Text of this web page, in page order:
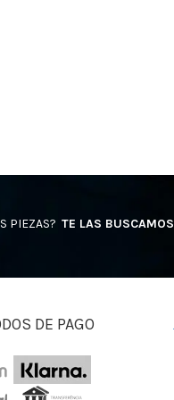
PIEZAS? TE LAS BUSCAMOS
DE PAGO